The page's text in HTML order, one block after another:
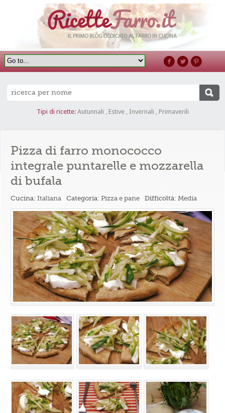
Tipi di ricette: Autunnali , Estive, Invernali , Primaverili
Pizza di farro monococco
integrale puntarelle e mozzarella
di bufala
Cucina:Italiana Categoria:Pizza e pane Difficoltà:Media